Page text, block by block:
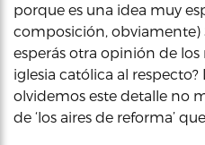
porque es una idea muy
composición, obviamente)
esperás otra opinión de los
iglesia católica al
olvidemos este detalle no
de ‘los aires de reforma’